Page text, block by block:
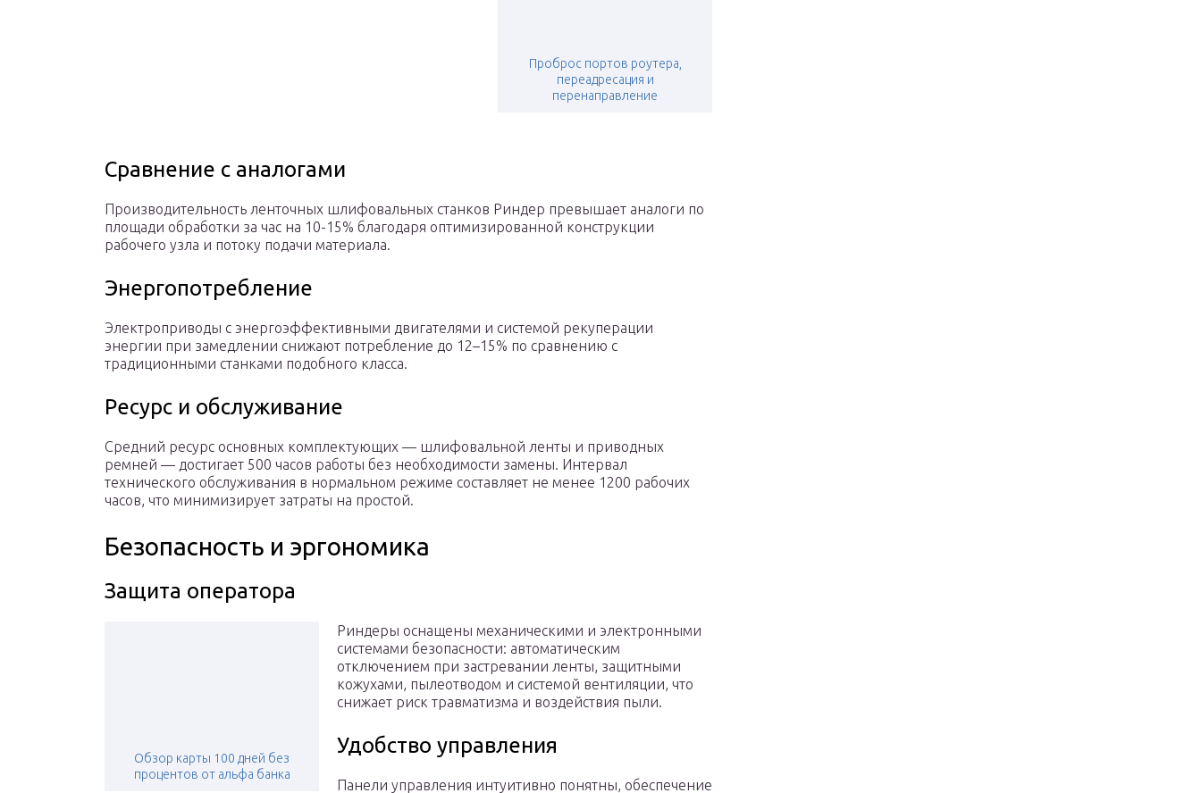
Проброс портов роутера,
переадресация и
перенаправление
Сравнение с аналогами
Производительность ленточных шлифовальных станков Риндер превышает аналоги по
площади обработки за час на 10-15% благодаря оптимизированной конструкции
рабочего узла и потоку подачи материала.
Энергопотребление
Электроприводы с энергоэффективными двигателями и системой рекуперации
энергии при замедлении снижают потребление до 12–15% по сравнению с
традиционными станками подобного класса.
Ресурс и обслуживание
Средний ресурс основных комплектующих — шлифовальной ленты и приводных
ремней — достигает 500 часов работы без необходимости замены. Интервал
технического обслуживания в нормальном режиме составляет не менее 1200 рабочих
часов, что минимизирует затраты на простой.
Безопасность и эргономика
Защита оператора
Обзор карты 100 дней без
процентов от альфа банка
Риндеры оснащены механическими и электронными
системами безопасности: автоматическим
отключением при застревании ленты, защитными
кожухами, пылеотводом и системой вентиляции, что
снижает риск травматизма и воздействия пыли.
Удобство управления
Панели управления интуитивно понятны, обеспечение